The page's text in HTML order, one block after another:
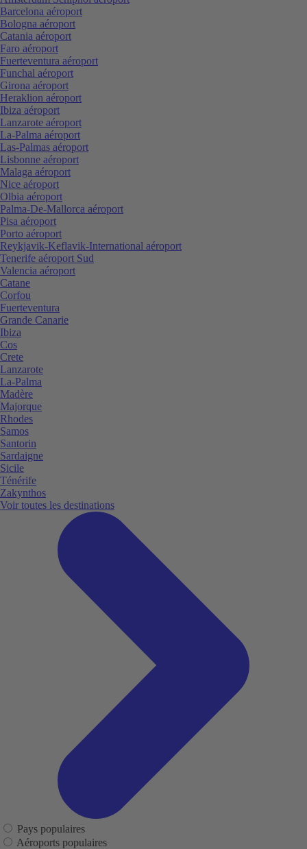
Barcelona aéroport
Bologna aéroport
Catania aéroport
Faro aéroport
Fuerteventura aéroport
Funchal aéroport
Girona aéroport
Heraklion aéroport
Ibiza aéroport
Lanzarote aéroport
La-Palma aéroport
Las-Palmas aéroport
Lisbonne aéroport
Malaga aéroport
Nice aéroport
Olbia aéroport
Palma-De-Mallorca aéroport
Pisa aéroport
Porto aéroport
Reykjavik-Keflavik-International aéroport
Tenerife aéroport Sud
Valencia aéroport
Catane
Corfou
Fuerteventura
Grande Canarie
Ibiza
Cos
Crete
Lanzarote
La-Palma
Madère
Majorque
Rhodes
Samos
Santorin
Sardaigne
Sicile
Ténérife
Zakynthos
Voir toutes les destinations
Pays populaires
Aéroports populaires